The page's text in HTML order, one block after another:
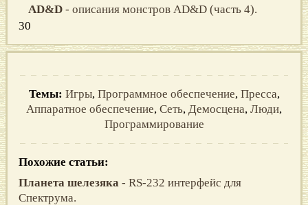
AD&D - описания монстров AD&D (часть 4).
30
Темы: Игры, Программное обеспечение, Пресса,
Аппаратное обеспечение, Сеть, Демосцена, Люди,
Программирование
Похожие статьи:
Планета шелезяка - RS-232 интерфейс для
Спектрума.